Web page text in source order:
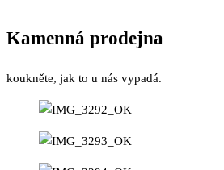
Kamenná prodejna
koukněte, jak to u nás vypadá.